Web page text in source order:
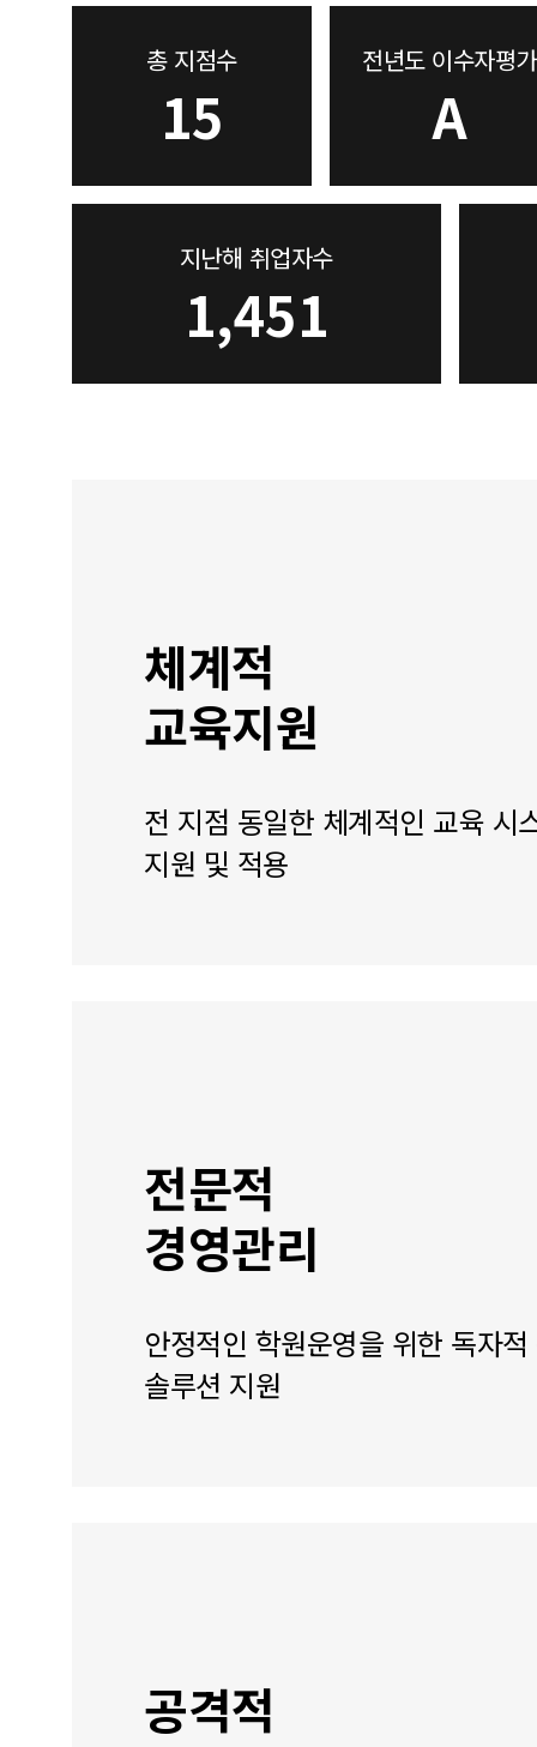
총 지점수
15
전년도 이수자평가
A
지난해 취업자수
1,451
체계적
교육지원
전 지점 동일한 체계적인 교육 시
지원 및 적용
전문적
경영관리
안정적인 학원운영을 위한 독자
솔루션 지원
공격적